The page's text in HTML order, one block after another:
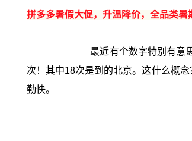
拼多多暑假大促，升温降价，全品类暑
最近有个数字特别有意
次！其中18次是到的北京。这什么概
勤快。